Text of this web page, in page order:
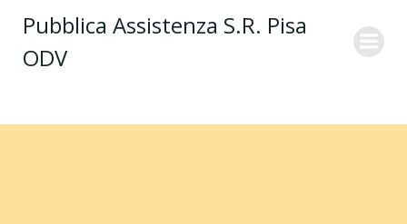
al
Pubblica Assistenza S.R. Pisa
ODV